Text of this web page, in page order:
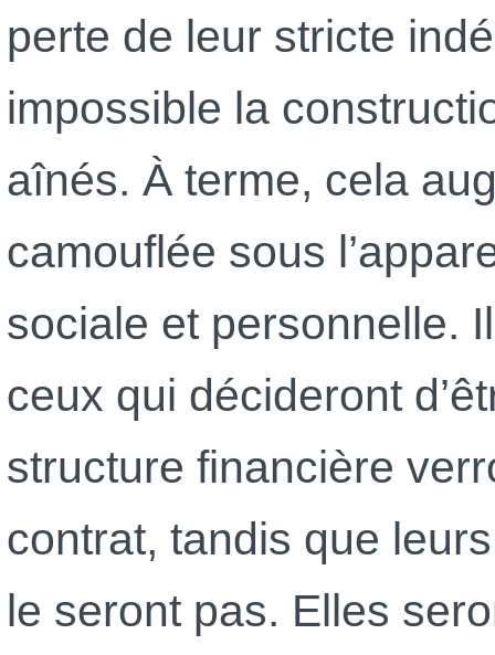
perte de leur stricte
impossible la
aînés. À terme, cela
camouflée sous
sociale et personnelle.
ceux qui décideront
structure financière
contrat, tandis que
le seront pas. Elles